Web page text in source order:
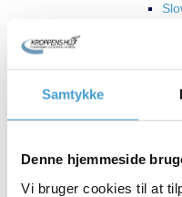
Samtykke
Denne hjemmeside
Vi bruger cookies til at